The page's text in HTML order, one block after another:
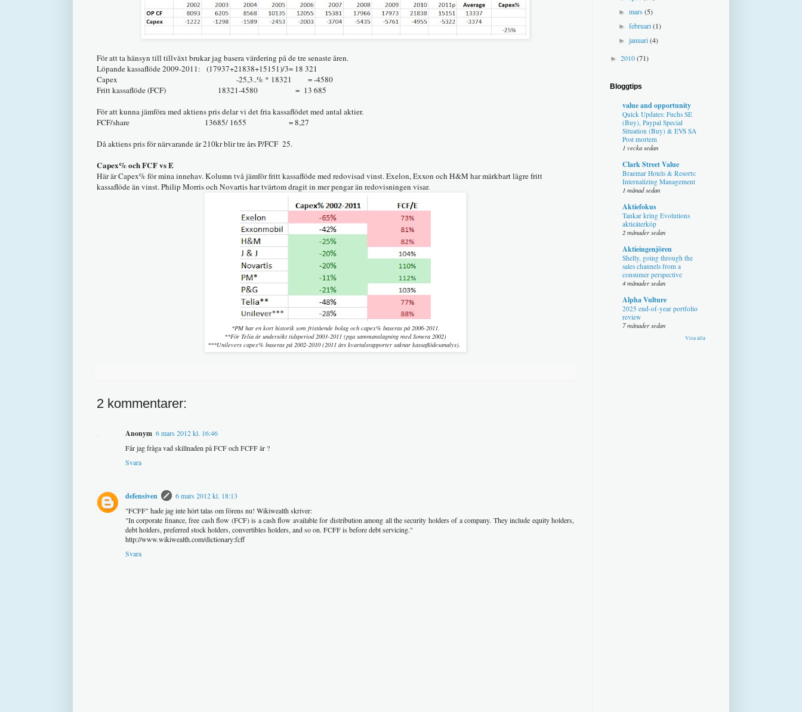
För att ta hänsyn till tillväxt brukar jag basera värdering på de tre senaste åren.
Löpande kassaflöde 2009-2011: (17937+21838+15151)/3= 18 321
Capex -25,3..% * 18321 = -4580
Fritt kassaflöde (FCF) 18321-4580 = 13 685
För att kunna jämföra med aktiens pris delar vi det fria kassaflödet med antal aktier.
FCF/share 13685/ 1655 = 8,27
Då aktiens pris för närvarande är 210kr blir tre års P/FCF 25.
Capex% och FCF vs E
Här är Capex% för mina innehav. Kolumn två jämför fritt kassaflöde med redovisad vinst. Exelon, Exxon och H&M har märkbart lägre fritt
kassaflöde än vinst. Philip Morris och Novartis har tvärtom dragit in mer pengar än redovisningen visar.
*PM har en kort historik som fristående bolag och capex% baseras på 2006-2011.
**För Telia är undersökt tidsperiod 2003-2011 (pga sammanslagning med Sonera 2002)
***Unilevers capex% baseras på 2002-2010 (2011 års kvartalsrapporter saknar kassaflödesanalys).
2 kommentarer:
Anonym 6 mars 2012 kl. 16:46
Får jag fråga vad skillnaden på FCF och FCFF är ?
Svara
defensiven
6 mars 2012 kl. 18:13
"FCFF" hade jag inte hört talas om förens nu! Wikiwealth skriver:
"In corporate finance, free cash flow (FCF) is a cash flow available for distribution among all the security holders of a company. They include equity holders,
debt holders, preferred stock holders, convertibles holders, and so on. FCFF is before debt servicing."
http://www.wikiwealth.com/dictionary:fcff
Svara
►mars(5)
►februari(1)
►januari(4)
► 2010(71)
Bloggtips
value and opportunity
Quick Updates: Fuchs SE
(Buy), Paypal Special
Situation (Buy) & EVS SA
Post mortem
1 vecka sedan
Clark Street Value
Braemar Hotels & Resorts:
Internalizing Management
1 månad sedan
Aktiefokus
Tankar kring Evolutions
aktieåterköp
2 månader sedan
Aktieingenjören
Shelly, going through the
sales channels from a
consumer perspective
4 månader sedan
Alpha Vulture
2025 end-of-year portfolio
review
7 månader sedan
Visa alla